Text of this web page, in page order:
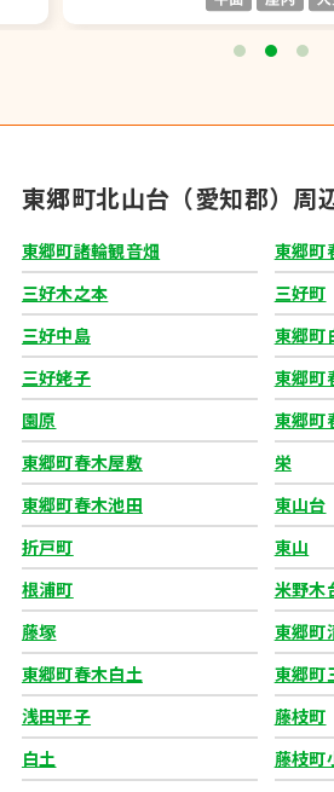
東郷町北山台（愛知郡）周
東郷町諸輪観音畑
東郷町
三好木之本
三好町
三好中島
東郷町
三好姥子
東郷町
園原
東郷町
東郷町春木屋敷
栄
東郷町春木池田
東山台
折戸町
東山
根浦町
米野木
藤塚
東郷町
東郷町春木白土
東郷町
浅田平子
藤枝町
白土
藤枝町